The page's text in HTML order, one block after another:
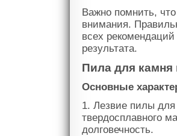
Важно помнить,
внимания.
всех рекомендаций
результата.
Пила для камня
Основные
1. Лезвие пилы для
твердосплавного
долговечность.